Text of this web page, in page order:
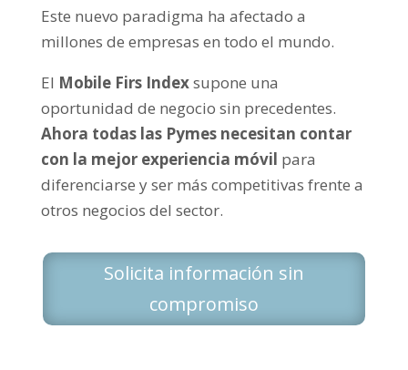
Este nuevo paradigma ha afectado a
millones de empresas en todo el mundo.
El Mobile Firs Indexsupone una
oportunidad de negocio sin precedentes.
Ahora todas las Pymes necesitan contar
con la mejor experiencia móvil para
diferenciarse y ser más competitivas frente a
otros negocios del sector.
Solicita información sin
compromiso